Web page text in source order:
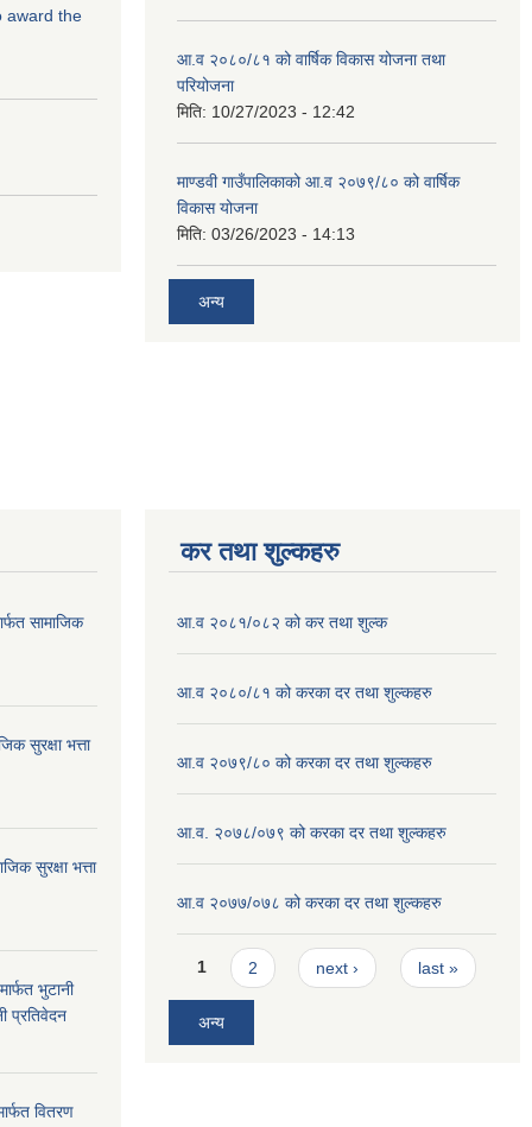
award the
आ.व २०८०/८१ को वार्षिक विकास योजना तथा
परियोजना
मिति: 10/27/2023 - 12:42
माण्डवी गाउँपालिकाको आ.व २०७९/८० को वार्षिक
विकास योजना
मिति: 03/26/2023 - 14:13
अन्य
सामाजिक
सुरक्षा भत्ता
सुरक्षा भत्ता
भुटानी
प्रतिवेदन
वितरण
कर तथा शुल्कहरु
आ.व २०८१/०८२ को कर तथा शुल्क
आ.व २०८०/८१ को करका दर तथा शुल्कहरु
आ.व २०७९/८० को करका दर तथा शुल्कहरु
आ.व. २०७८/०७९ को करका दर तथा शुल्कहरु
आ.व २०७७/०७८ को करका दर तथा शुल्कहरु
Pages
1 2 next › last »
अन्य